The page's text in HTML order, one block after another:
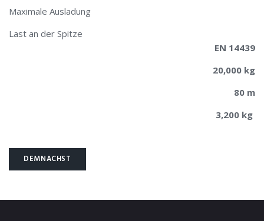
Maximale Ausladung
Last an der Spitze
EN 14439
20,000 kg
80 m
3,200 kg
DEMNÄCHST